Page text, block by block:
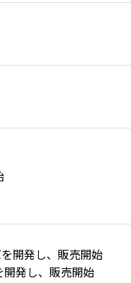
開発し、販売開始
発し、販売開始